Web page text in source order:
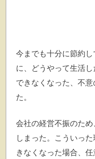
今までも十分に節約
に、どうやって生活
できなくなった、不
た。
会社の経営不振のた
しまった。こういっ
きなくなった場合、